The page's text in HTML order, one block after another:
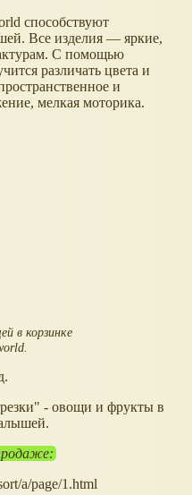
способствуют
Все изделия — яркие,
С помощью
различать цвета и
и
мелкая моторика.
в корзинке
- овощи и фрукты в
a/page/1.html